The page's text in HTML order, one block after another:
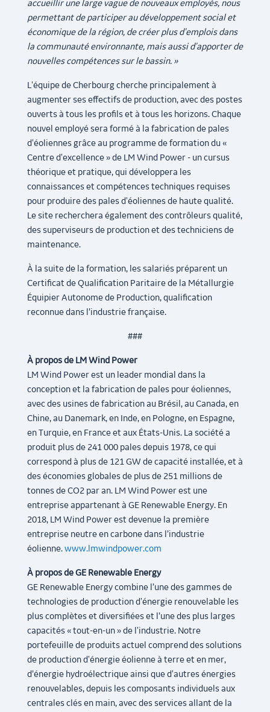
accueillir une large vague de nouveaux employés, nous
permettant de participer au développement social et
économique de la région, de créer plus d'emplois dans
la communauté environnante, mais aussi d'apporter de
nouvelles compétences sur le bassin. »
L'équipe de Cherbourg cherche principalement à
augmenter ses effectifs de production, avec des postes
ouverts à tous les profils et à tous les horizons. Chaque
nouvel employé sera formé à la fabrication de pales
d'éoliennes grâce au programme de formation du «
Centre d'excellence » de LM Wind Power - un cursus
théorique et pratique, qui développera les
connaissances et compétences techniques requises
pour produire des pales d'éoliennes de haute qualité.
Le site recherchera également des contrôleurs qualité,
des superviseurs de production et des techniciens de
maintenance.
À la suite de la formation, les salariés préparent un
Certificat de Qualification Paritaire de la Métallurgie
Équipier Autonome de Production, qualification
reconnue dans l’industrie française.
###
À propos de LM Wind Power
LM Wind Power est un leader mondial dans la
conception et la fabrication de pales pour éoliennes,
avec des usines de fabrication au Brésil, au Canada, en
Chine, au Danemark, en Inde, en Pologne, en Espagne,
en Turquie, en France et aux États-Unis. La société a
produit plus de 241 000 pales depuis 1978, ce qui
correspond à plus de 121 GW de capacité installée, et à
des économies globales de plus de 251 millions de
tonnes de CO2 par an. LM Wind Power est une
entreprise appartenant à GE Renewable Energy. En
2018, LM Wind Power est devenue la première
entreprise neutre en carbone dans l’industrie
éolienne.www.lmwindpower.com
À propos de GE Renewable Energy
GE Renewable Energy combine l’une des gammes de
technologies de production d'énergie renouvelable les
plus complètes et diversifiées et l’une des plus larges
capacités « tout-en-un » de l'industrie. Notre
portefeuille de produits actuel comprend des solutions
de production d'énergie éolienne à terre et en mer,
d’énergie hydroélectrique ainsi que d'autres énergies
renouvelables, depuis les composants individuels aux
centrales clés en main, avec des services allant de la